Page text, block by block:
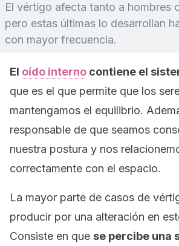
El vértigo afecta tanto a hombres
pero estas últimas lo desarrollan
con mayor frecuencia.
El oído interno contiene el
que es el que permite que los
mantengamos el equilibrio.
responsable de que seamos
nuestra postura y nos
correctamente con el espacio.
La mayor parte de casos de
producir por una alteración en
Consiste en que se percibe una